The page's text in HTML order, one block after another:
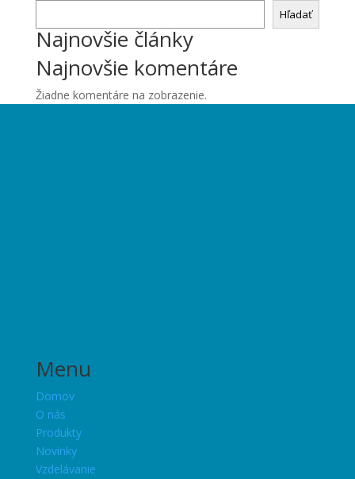
Hľadať
Najnovšie články
Najnovšie komentáre
Žiadne komentáre na zobrazenie.
Menu
Domov
O nás
Produkty
Novinky
Vzdelávanie